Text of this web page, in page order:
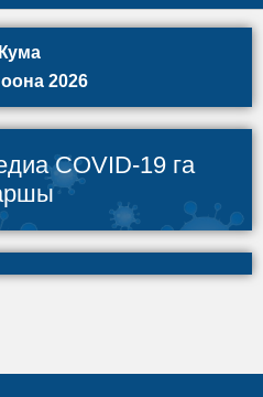
2026
COVID-19 га